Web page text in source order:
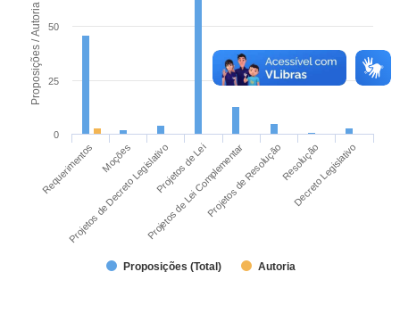
Proposições / Autoria
Proposições (Total) Autoria
Requerimentos Moções
Projetos de Decreto LegislativoProjetos de Lei
Projetos de Lei ComplementarProjetos de ResoluçãoResolução
Decreto Legislativo
0
25
50